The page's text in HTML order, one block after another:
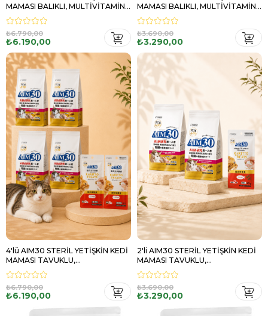
MAMASI BALIKLI, MULTİVİTAMİN
HEDİYELİ
₺6.190,00
₺6.790,00
MAMASI BALIKLI, MULTİVİTAMİN
HEDİYELİ
₺3.290,00
₺3.690,00
4'lü AIM30 STERİL YETİŞKİN KEDİ
MAMASI TAVUKLU,
MULTİVİTAMİN HEDİYELİ
₺6.190,00
₺6.790,00
2'li AIM30 STERİL YETİŞKİN KEDİ
MAMASI TAVUKLU,
MULTİVİTAMİN HEDİYELİ
₺3.290,00
₺3.690,00